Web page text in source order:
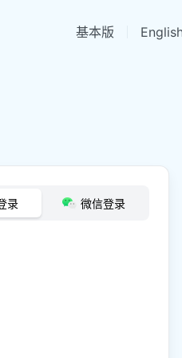
基本版
录 微信登录